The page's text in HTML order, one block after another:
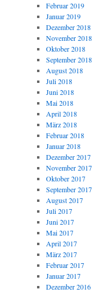
Februar 2019
Januar 2019
Dezember 2018
November 2018
Oktober 2018
September 2018
August 2018
Juli 2018
Juni 2018
Mai 2018
April 2018
März 2018
Februar 2018
Januar 2018
Dezember 2017
November 2017
Oktober 2017
September 2017
August 2017
Juli 2017
Juni 2017
Mai 2017
April 2017
März 2017
Februar 2017
Januar 2017
Dezember 2016